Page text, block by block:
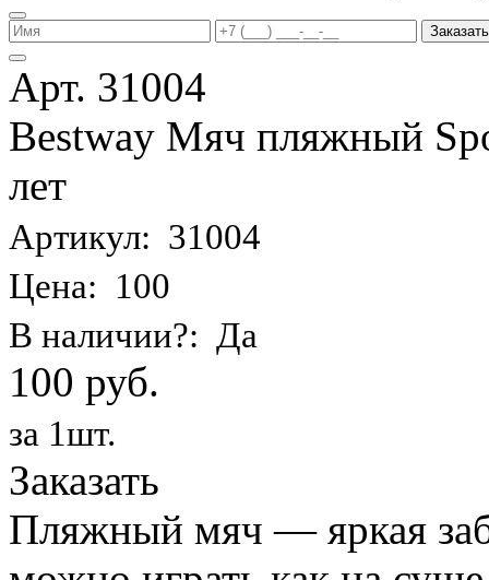
Заказать
Арт. 31004
Bestway Мяч пляжный
лет
Артикул: 31004
Цена: 100
В наличии?: Да
100 руб.
за 1шт.
Заказать
Пляжный мяч — яркая